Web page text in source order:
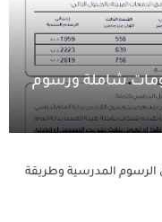
شاملة ورسوم
المدرسية وطريقة